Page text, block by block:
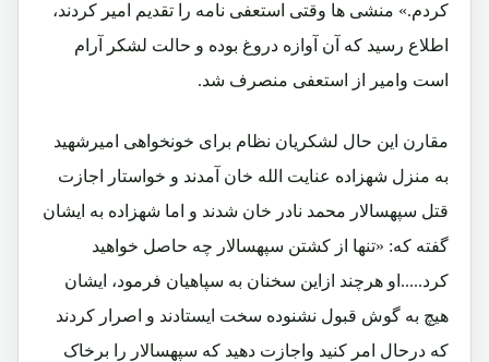
کردم.» منشی ها وقتی استعفی نامه را تقدیم امیر کردند،
اطلاع رسید که آن آوازه دروغ بوده و حالت لشکر آرام
است وامیر از استعفی منصرف شد.
مقارن این حال لشکریان نظام برای خونخواهی امیرشهید
به منزل شهزاده عنایت الله خان آمدند و خواستار اجازت
قتل سپهسالار محمد نادر خان شدند و اما شهزاده به ایشان
گفته که: «تنها از کشتن سپهسالار چه حاصل خواهید
کرد.....او هرچند ازاین سخنان به سپاهیان فرمود، ایشان
هیچ به گوش قبول نشنوده سخت ایستادند و اصرار کردند
که درحال امر کنید واجازت دهید که سپهسالار را برخاک